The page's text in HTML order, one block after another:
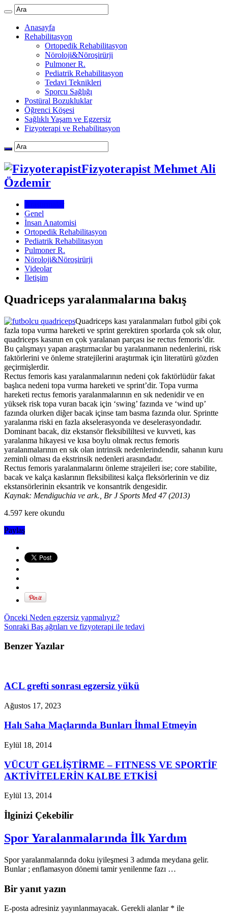
Anasayfa
Rehabilitasyon
Ortopedik Rehabilitasyon
Nöroloji&Nöroşirürji
Pulmoner R.
Pediatrik Rehabilitasyon
Tedavi Teknikleri
Sporcu Sağlığı
Postüral Bozukluklar
Öğrenci Köşesi
Sağlıklı Yaşam ve Egzersiz
Fizyoterapi ve Rehabilitasyon
Fizyoterapist Mehmet Ali
Özdemir
Genel
İnsan Anatomisi
Ortopedik Rehabilitasyon
Pediatrik Rehabilitasyon
Pulmoner R.
Nöroloji&Nöroşirürji
Videolar
İletişim
Quadriceps yaralanmalarına bakış
Quadriceps kası yaralanmaları futbol gibi çok
fazla topa vurma hareketi ve sprint gerektiren sporlarda çok sık olur,
quadriceps kasının en çok yaralanan parçası ise rectus femoris’dir.
Bu çalışmayı yapan araştırmacılar bu yaralanmanın nedenlerini, risk
faktörlerini ve önleme stratejilerini araştırmak için literatürü gözden
geçirmişlerdir.
Rectus femoris kası yaralanmalarının nedeni çok faktörlüdür fakat
başlıca nedeni topa vurma hareketi ve sprint’dir. Topa vurma
hareketi rectus femoris yaralanmalarının en sık nedenidir ve en
yüksek risk topa vuran bacak için ‘swing’ fazında ve ‘wind up’
fazında olurken diğer bacak içinse tam basma fazında olur. Sprintte
yaralanma riski en fazla akselerasyonda ve deselerasyondadır.
Dominant bacak, diz ekstansör fleksibililtesi ve kuvveti, kas
yaralanma hikayesi ve kısa boylu olmak rectus femoris
yaralanmalarının en sık olan intrinsik nedenlerindendir, sahanın kuru
zeminli olması da ekstrinsik nedenleri arasındadır.
Rectus femoris yaralanmalarını önleme strajeileri ise; core stabilite,
bacak ve kalça kaslarının fleksibilitesi kalça fleksörlerinin ve diz
ekstansörlerinin eksantrik ve konsantrik dengesidir.
Kaynak: Mendiguchia ve ark., Br J Sports Med 47 (2013)
4.597 kere okundu
Paylaş
Önceki Neden egzersiz yapmalıyız?
Sonraki Baş ağrıları ve fizyoterapi ile tedavi
Benzer Yazılar
ACL grefti sonrası egzersiz yükü
Ağustos 17, 2023
Halı Saha Maçlarında Bunları İhmal Etmeyin
Eylül 18, 2014
VÜCUT GELİŞTİRME – FITNESS VE SPORTİF
AKTİVİTELERİN KALBE ETKİSİ
Eylül 13, 2014
İlginizi Çekebilir
Spor Yaralanmalarında İlk Yardım
Spor yaralanmalarında doku iyileşmesi 3 adımda meydana gelir.
Bunlar ; enflamasyon dönemi tamir yenilenme fazı …
Bir yanıt yazın
E-posta adresiniz yayınlanmayacak. Gerekli alanlar * ile